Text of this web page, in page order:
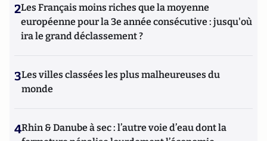
2Les Français moins riches que la moyenne
européenne pour la 3e année consécutive : jusqu'où
ira le grand déclassement ?
3Les villes classées les plus malheureuses du
monde
4Rhin & Danube à sec : l’autre voie d’eau dont la